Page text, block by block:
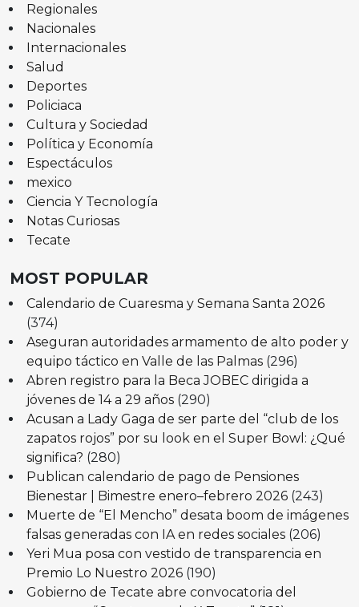
Regionales
Nacionales
Internacionales
Salud
Deportes
Policiaca
Cultura y Sociedad
Política y Economía
Espectáculos
mexico
Ciencia Y Tecnología
Notas Curiosas
Tecate
MOST POPULAR
Calendario de Cuaresma y Semana Santa 2026
(374)
Aseguran autoridades armamento de alto poder y
equipo táctico en Valle de las Palmas (296)
Abren registro para la Beca JOBEC dirigida a
jóvenes de 14 a 29 años (290)
Acusan a Lady Gaga de ser parte del “club de los
zapatos rojos” por su look en el Super Bowl: ¿Qué
significa? (280)
Publican calendario de pago de Pensiones
Bienestar | Bimestre enero–febrero 2026 (243)
Muerte de “El Mencho” desata boom de imágenes
falsas generadas con IA en redes sociales (206)
Yeri Mua posa con vestido de transparencia en
Premio Lo Nuestro 2026 (190)
Gobierno de Tecate abre convocatoria del